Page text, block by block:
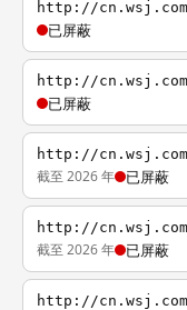
http://cn.wsj.com/
已屏蔽
http://
已屏蔽
http://cn.wsj.com/
截至 2026 年 已屏蔽
http://cn.wsj.com/
截至 2026 年 已屏蔽
http://cn.wsj.com/